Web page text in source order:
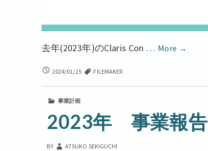
去年(2023年)のClaris Con … More
ち
と
談
し
→
ち
2024/01/25 FILEMAKER
事業計画
2023年 事業報告
BY ATSUKO SEKIGUCHI